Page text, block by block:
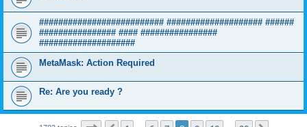
########################## #################### ######
################ #### ################
####################
MetaMask: Action Required
Re: Are you ready ?